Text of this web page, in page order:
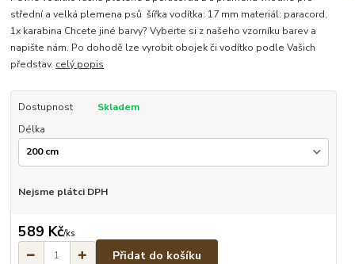
střední a velká plemena psů šířka vodítka: 17 mm materiál: paracord,
1x karabina Chcete jiné barvy? Vyberte si z našeho vzorníku barev a
napište nám. Po dohodě lze vyrobit obojek či vodítko podle Vašich
představ. celý popis
Dostupnost
Skladem
Délka
Nejsme plátci DPH
589 Kč/ks
Přidat do košíku